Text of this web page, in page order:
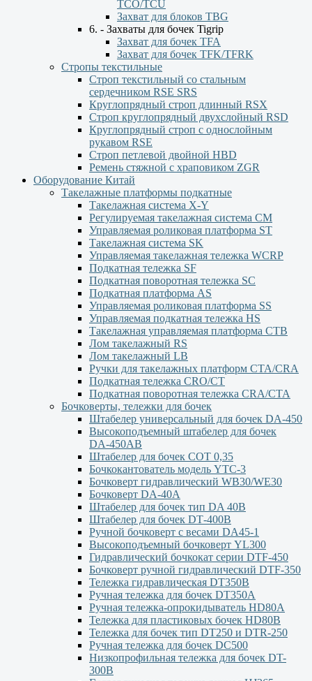
TCO/TCU
Захват для блоков TBG
6. - Захваты для бочек Tigrip
Захват для бочек TFA
Захват для бочек TFK/TFRK
Стропы текстильные
Строп текстильный со стальным
сердечником RSE SRS
Круглопрядный строп длинный RSX
Строп круглопрядный двухслойный RSD
Круглопрядный строп с однослойным
рукавом RSЕ
Строп петлевой двойной HBD
Ремень стяжной с храповиком ZGR
Оборудование Китай
Такелажные платформы подкатные
Такелажная система X-Y
Регулируемая такелажная система СМ
Управляемая роликовая платформа ST
Такелажная система SK
Управляемая такелажная тележка WCRP
Подкатная тележка SF
Подкатная поворотная тележка SC
Подкатная платформа AS
Управляемая роликовая платформа SS
Управляемая подкатная тележка HS
Такелажная управляемая платформа СТВ
Лом такелажный RS
Лом такелажный LB
Ручки для такелажных платформ СТА/CRA
Подкатная тележка CRO/CT
Подкатная поворотная тележка CRA/CTA
Бочковерты, тележки для бочек
Штабелер универсальный для бочек DA-450
Высокоподъемный штабелер для бочек
DА-450АВ
Штабелер для бочек СОТ 0,35
Бочкокантователь модель YTC-3
Бочковерт гидравлический WB30/WE30
Бочковерт DA-40A
Штабелер для бочек тип DA 40В
Штабелер для бочек DТ-400В
Ручной бочковерт с весами DА45-1
Высокоподъемный бочковерт YL300
Гидравлический бочкокат серии DTF-450
Бочковерт ручной гидравлический DTF-350
Тележка гидравлическая DT350B
Ручная тележка для бочек DT350A
Ручная тележка-опрокидыватель HD80A
Тележка для пластиковых бочек HD80B
Тележка для бочек тип DT250 и DTR-250
Ручная тележка для бочек DC500
Низкопрофильная тележка для бочек DT-
300В